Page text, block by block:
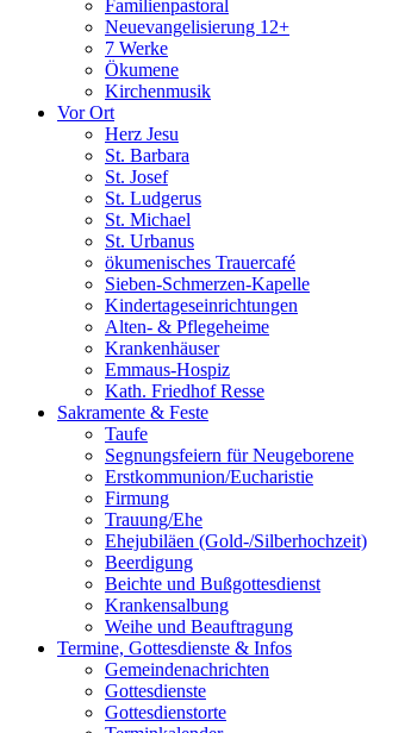
Familienpastoral
Neuevangelisierung 12+
7 Werke
Ökumene
Kirchenmusik
Vor Ort
Herz Jesu
St. Barbara
St. Josef
St. Ludgerus
St. Michael
St. Urbanus
ökumenisches Trauercafé
Sieben-Schmerzen-Kapelle
Kindertageseinrichtungen
Alten- & Pflegeheime
Krankenhäuser
Emmaus-Hospiz
Kath. Friedhof Resse
Sakramente & Feste
Taufe
Segnungsfeiern für Neugeborene
Erstkommunion/Eucharistie
Firmung
Trauung/Ehe
Ehejubiläen (Gold-/Silberhochzeit)
Beerdigung
Beichte und Bußgottesdienst
Krankensalbung
Weihe und Beauftragung
Termine, Gottesdienste & Infos
Gemeindenachrichten
Gottesdienste
Gottesdienstorte